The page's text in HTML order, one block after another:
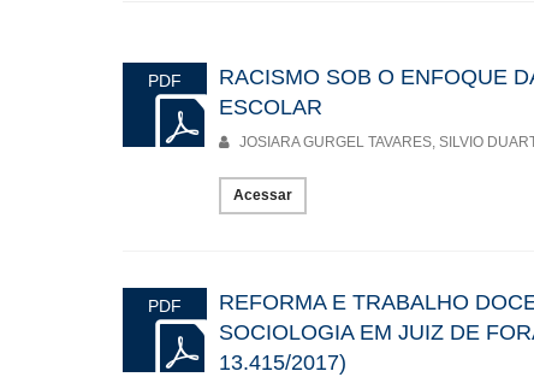
PDF
RACISMO SOB O ENFOQUE
ESCOLAR
JOSIARA GURGEL TAVARES, SILVIO
Acessar
PDF
REFORMA E TRABALHO
SOCIOLOGIA EM JUIZ DE
13.415/2017)